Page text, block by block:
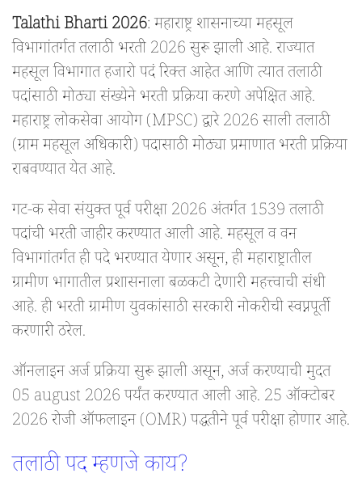
Talathi Bharti 2026: महाराष्ट्र शासनाच्या महसूल
विभागांतर्गत तलाठी भरती 2026 सुरू झाली आहे. राज्यात
महसूल विभागात हजारो पदं रिक्त आहेत आणि त्यात तलाठी
पदांसाठी मोठ्या संख्येने भरती प्रक्रिया करणे अपेक्षित आहे.
महाराष्ट्र लोकसेवा आयोग (MPSC) द्वारे 2026 साली तलाठी
(ग्राम महसूल अधिकारी) पदासाठी मोठ्या प्रमाणात भरती प्रक्रिया
राबवण्यात येत आहे.
गट-क सेवा संयुक्त पूर्व परीक्षा 2026 अंतर्गत 1539 तलाठी
पदांची भरती जाहीर करण्यात आली आहे. महसूल व वन
विभागांतर्गत ही पदे भरण्यात येणार असून, ही महाराष्ट्रातील
ग्रामीण भागातील प्रशासनाला बळकटी देणारी महत्त्वाची संधी
आहे. ही भरती ग्रामीण युवकांसाठी सरकारी नोकरीची स्वप्नपूर्ती
करणारी ठरेल.
ऑनलाइन अर्ज प्रक्रिया सुरू झाली असून, अर्ज करण्याची मुदत
05 august 2026 पर्यंत करण्यात आली आहे. 25 ऑक्टोबर
2026 रोजी ऑफलाइन (OMR) पद्धतीने पूर्व परीक्षा होणार आहे.
तलाठी पद म्हणजे काय?